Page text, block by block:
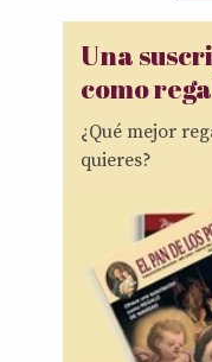
Una
como
¿Qué mejor
quieres?